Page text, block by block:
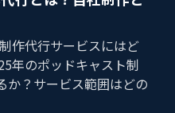
作代行サービスにはど
年のポッドキャスト制
か？サービス範囲はどの